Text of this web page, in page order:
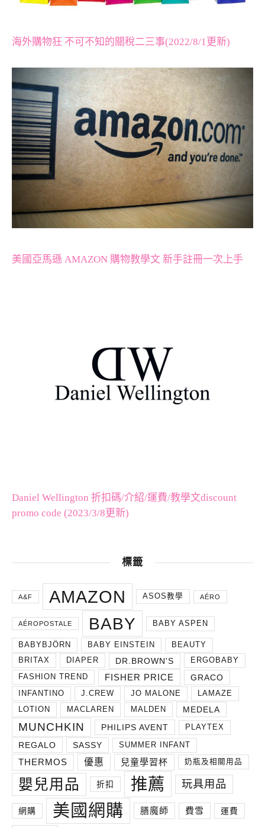
海外購物狂 不可不知的關稅二三事(2022/8/1更新)
美國亞馬遜 AMAZON 購物教學文 新手註冊一次上手
Daniel Wellington 折扣碼/介紹/運費/教學文discount
promo code (2023/3/8更新)
標籤
A&F AMAZON ASOS教學 AÉRO
AÉROPOSTALE BABY BABY ASPEN
BABYBJÖRN BABY EINSTEIN
BEAUTY
BRITAX
DIAPER DR.BROWN'S
ERGOBABY
FASHION TREND
FISHER PRICE GRACO
INFANTINO J.CREW JO MALONE
LAMAZE
LOTION
MACLAREN MALDEN MEDELA
MUNCHKIN PHILIPS AVENT PLAYTEX
REGALO SASSY SUMMER INFANT
THERMOS 優惠 兒童學習杯 奶瓶及相關用品
嬰兒用品 折扣 推薦 玩具用品
網購 美國網購 膳魔師 費雪 運費